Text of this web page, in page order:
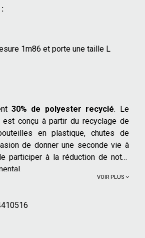
1m86 et porte une taille L
30% de polyester recyclé. Le
conçu à partir du recyclage de
en plastique, chutes de
de donner une seconde vie à
participer à la réduction de notre
VOIR PLUS